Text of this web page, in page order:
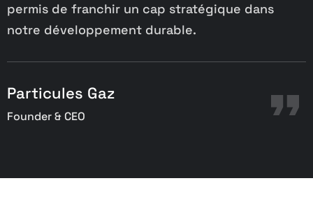
permis de franchir un cap stratégique dans
notre développement durable.
Particules Gaz
Founder & CEO